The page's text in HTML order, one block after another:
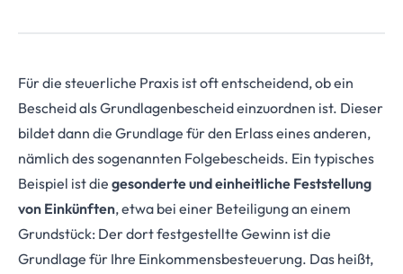
Für die steuerliche Praxis ist oft entscheidend, ob ein
Bescheid als Grundlagenbescheid einzuordnen ist. Dieser
bildet dann die Grundlage für den Erlass eines anderen,
nämlich des sogenannten Folgebescheids. Ein typisches
Beispiel ist die gesonderte und einheitliche Feststellung
von Einkünften, etwa bei einer Beteiligung an einem
Grundstück: Der dort festgestellte Gewinn ist die
Grundlage für Ihre Einkommensbesteuerung. Das heißt,